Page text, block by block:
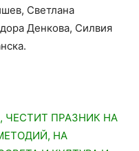
Светлана
Денкова, Силвия
ЧЕСТИТ ПРАЗНИК НА
НА